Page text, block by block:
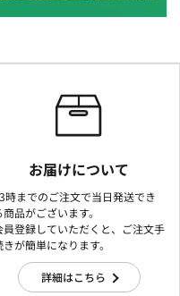
お届けについて
時までのご注文で当日発送でき
商品がございます。
員登録していただくと、ご注文手
きが簡単になります。
詳細はこちら